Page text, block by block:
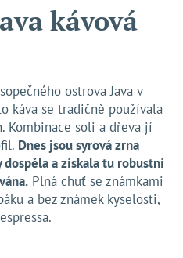
kávová
ostrova Java v
káva se tradičně používala
Kombinace soli a dřeva jí
Dnes jsou syrová zrna
dospěla a získala tu robustní
Plná chuť se známkami
a bez známek kyselosti,